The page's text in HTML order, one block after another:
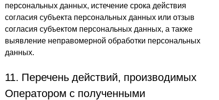
персональных данных, истечение срока действия
согласия субъекта персональных данных или отзыв
согласия субъектом персональных данных, а также
выявление неправомерной обработки персональных
данных.
11. Перечень действий, производимых
Оператором с полученными